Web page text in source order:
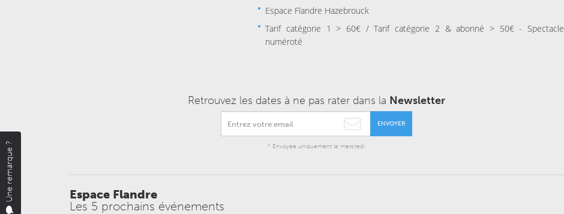
Espace Flandre Hazebrouck
Tarif catégorie 1 > 60€ / Tarif catégorie 2 & abonné > 50€ - Spectacle
numéroté
Retrouvez les dates à ne pas rater dans la Newsletter
ENVOYER
* Envoyée uniquement le mercredi.
Espace Flandre
Les 5 prochains événements
Une remarque ?